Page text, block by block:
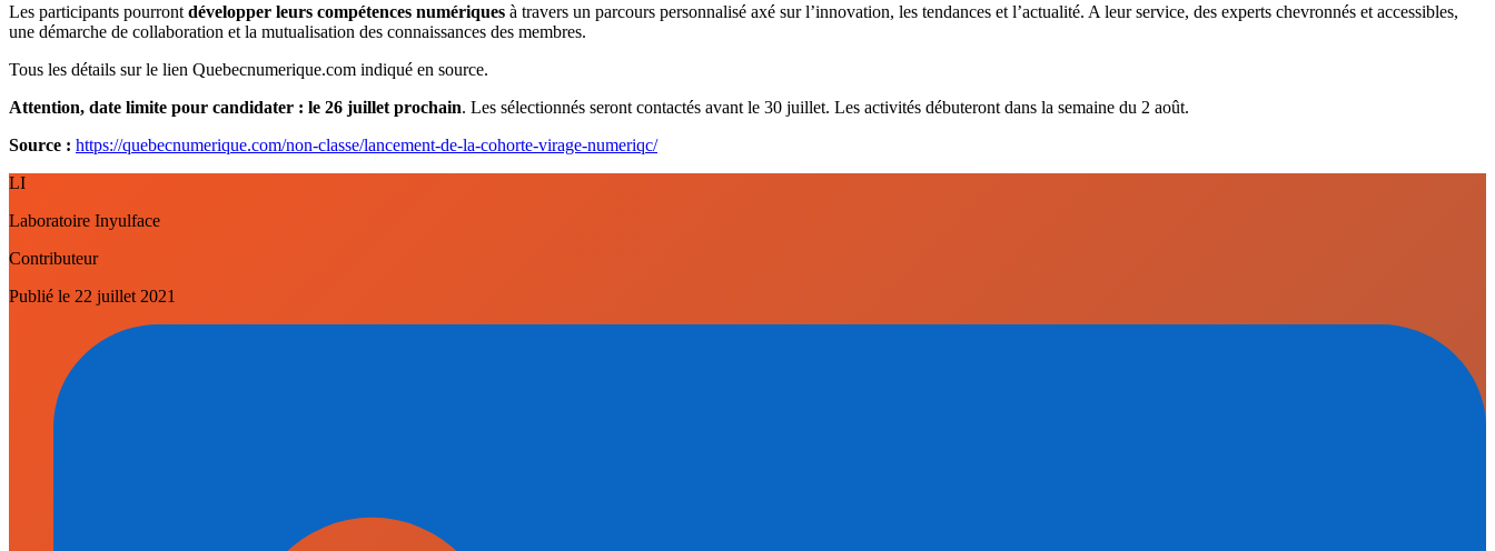
Les participants pourront développer leurs compétences numériques à travers un parcours personnalisé axé sur l’innovation, les tendances et l’actualité. A leur service, des experts chevronnés et accessibles,
une démarche de collaboration et la mutualisation des connaissances des membres.
Tous les détails sur le lien Quebecnumerique.com indiqué en source.
Attention, date limite pour candidater : le 26 juillet prochain. Les sélectionnés seront contactés avant le 30 juillet. Les activités débuteront dans la semaine du 2 août.
Source : https://quebecnumerique.com/non-classe/lancement-de-la-cohorte-virage-numeriqc/
LI
Laboratoire Inyulface
Contributeur
Publié le 22 juillet 2021